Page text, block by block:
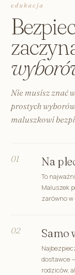
edukacja
Nie musisz znać
prostych
maluszkowi
01 Na
To
Maluszek
zarówno w
02 Samo
dostawce
rodziców,